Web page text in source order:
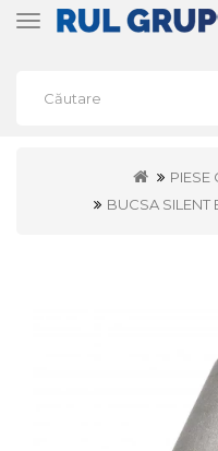
Toggle
PIESE
BUCSA SILENT